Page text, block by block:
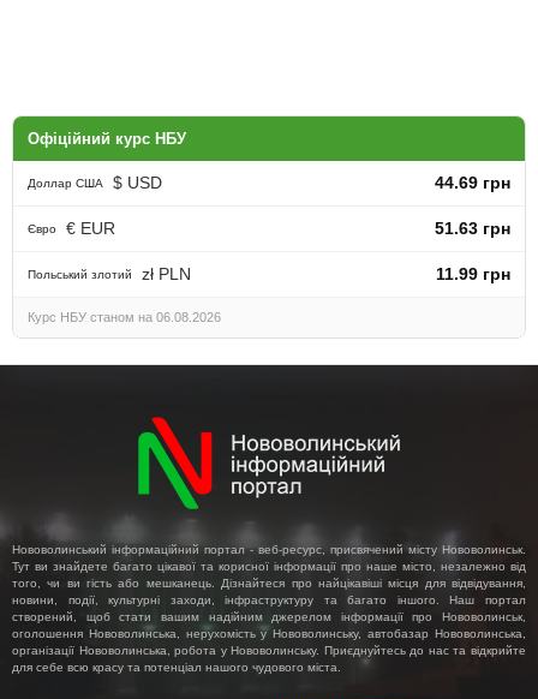
Офіційний курс НБУ
Доллар США $ USD 44.69 грн
Євро € EUR 51.63 грн
Польський злотий zł PLN 11.99 грн
Курс НБУ станом на 06.08.2026
Нововолинський інформаційний портал - веб-ресурс, присвячений місту Нововолинськ.
Тут ви знайдете багато цікавої та корисної інформації про наше місто, незалежно від
того, чи ви гість або мешканець. Дізнайтеся про найцікавіші місця для відвідування,
новини, події, культурні заходи, інфраструктуру та багато іншого. Наш портал
створений, щоб стати вашим надійним джерелом інформації про Нововолинськ,
оголошення Нововолинська, нерухомість у Нововолинську, автобазар Нововолинська,
організації Нововолинська, робота у Нововолинську. Приєднуйтесь до нас та відкрийте
для себе всю красу та потенціал нашого чудового міста.